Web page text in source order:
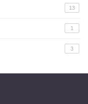
13
1
3